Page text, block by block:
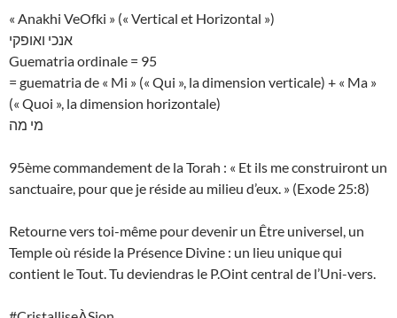
« Anakhi VeOfki » (« Vertical et Horizontal »)
אנכי ואופקי
Guematria ordinale = 95
= guematria de « Mi » (« Qui », la dimension verticale) + « Ma »
(« Quoi », la dimension horizontale)
מי מה
95ème commandement de la Torah : « Et ils me construiront un
sanctuaire, pour que je réside au milieu d’eux. » (Exode 25:8)
Retourne vers toi-même pour devenir un Être universel, un
Temple où réside la Présence Divine : un lieu unique qui
contient le Tout. Tu deviendras le P.Oint central de l’Uni-vers.